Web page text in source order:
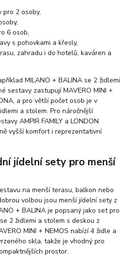
pro 2 osoby,
6 osob,
s pohovkami a křesly,
zahradu i do hotelů, kaváren a
MILANO + BALINA se 2 židlemi
sestavy zastupují MAVERO MINI +
a pro větší počet osob je v
a stolem. Pro náročnější
AMPIR FAMILY a LONDON
vyšší komfort i reprezentativní
jídelní sety pro menší
na menší terasu, balkon nebo
volbou jsou menší jídelní sety z
+ BALINA je popsaný jako set pro
2 židlemi a stolem s deskou z
MINI + NEMOS nabízí 4 židle a
skla, takže je vhodný pro
prostor.